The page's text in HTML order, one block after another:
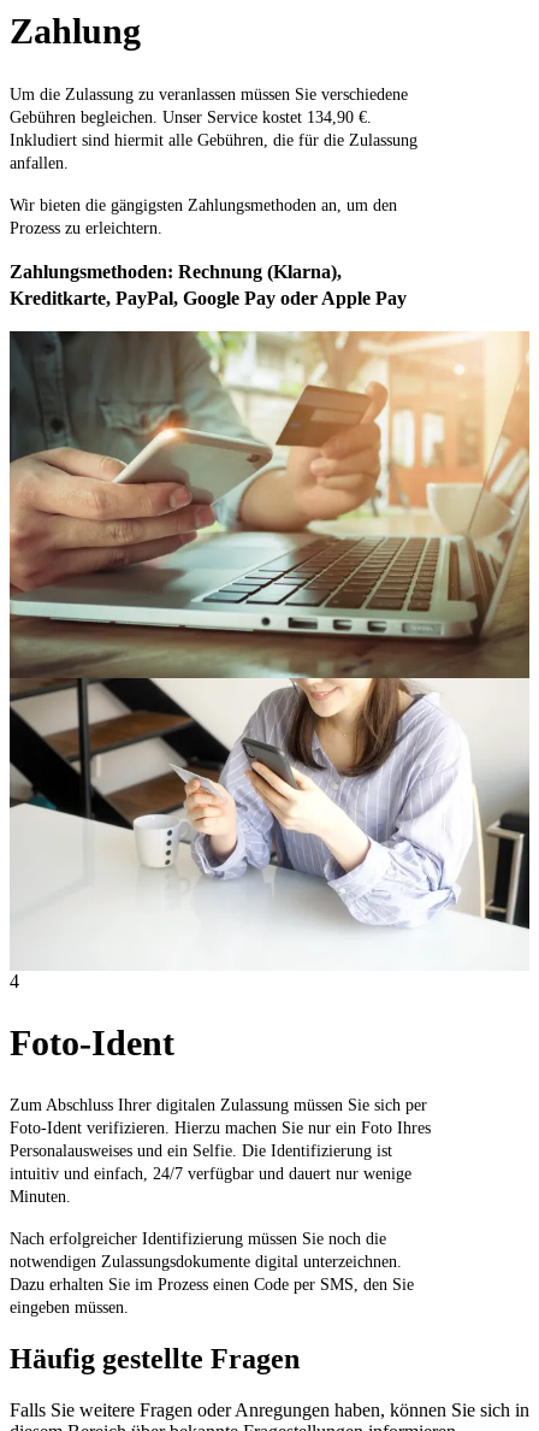
Zahlung
Um die Zulassung zu veranlassen müssen Sie verschiedene
Gebühren begleichen. Unser Service kostet 134,90 €.
Inkludiert sind hiermit alle Gebühren, die für die Zulassung
anfallen.
Wir bieten die gängigsten Zahlungsmethoden an, um den
Prozess zu erleichtern.
Zahlungsmethoden: Rechnung (Klarna),
Kreditkarte, PayPal, Google Pay oder Apple Pay
4
Foto-Ident
Zum Abschluss Ihrer digitalen Zulassung müssen Sie sich per
Foto-Ident verifizieren. Hierzu machen Sie nur ein Foto Ihres
Personalausweises und ein Selfie. Die Identifizierung ist
intuitiv und einfach, 24/7 verfügbar und dauert nur wenige
Minuten.
Nach erfolgreicher Identifizierung müssen Sie noch die
notwendigen Zulassungsdokumente digital unterzeichnen.
Dazu erhalten Sie im Prozess einen Code per SMS, den Sie
eingeben müssen.
Häufig gestellte Fragen
Falls Sie weitere Fragen oder Anregungen haben, können Sie sich in